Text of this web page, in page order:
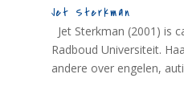
Jet Sterkman
Jet Sterkman (2001) is
Radboud Universiteit.
andere over engelen,